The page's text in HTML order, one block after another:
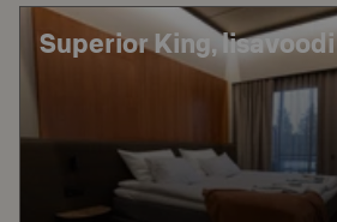
Superior King,